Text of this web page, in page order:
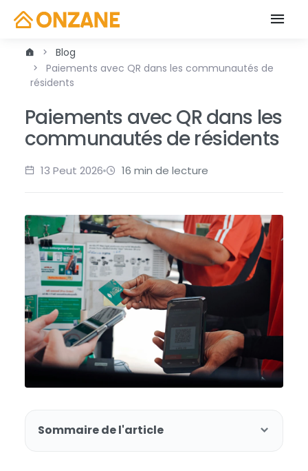
Blog
Paiements avec QR dans les communautés de
résidents
Paiements avec QR dans les
communautés de résidents
13 Peut 2026 16 min de lecture
Sommaire de l'article